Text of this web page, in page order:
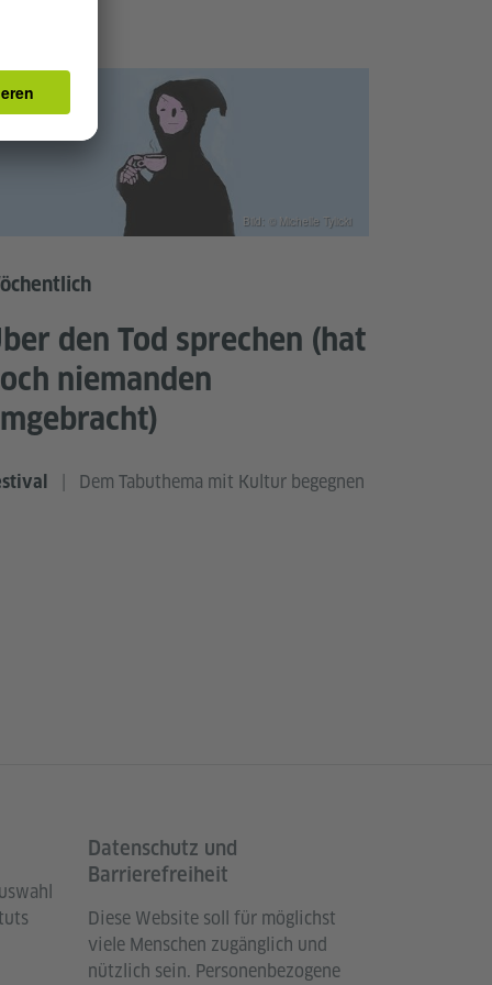
den Tod sprechen (hat
niemanden
| Dem Tabuthema mit Kultur begegnen
Bild: © Michelle Tylicki
Datenschutz und
Barrierefreiheit
Diese Website soll für möglichst
viele Menschen zugänglich und
nützlich sein. Personenbezogene